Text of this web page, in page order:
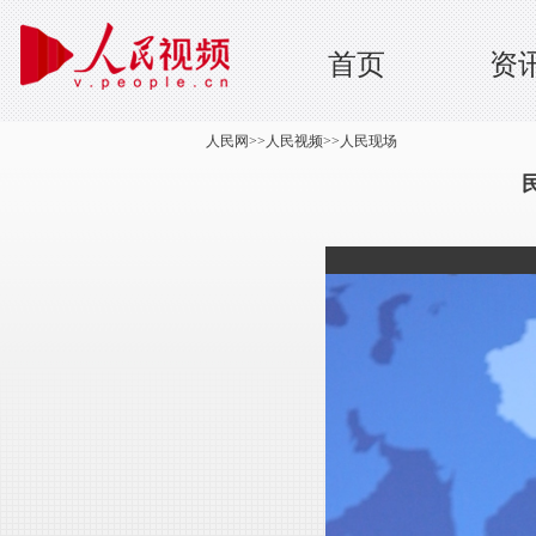
首页 资
人民网>> 人民视频>> 人民现场